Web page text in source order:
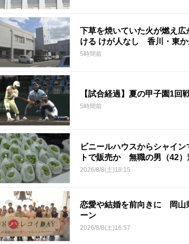
下草を焼いていた火が燃え
ける けが人なし 香川・東か
5時間前
【試合経過】夏の甲子園1
5時間前
ビニールハウスからシャイ
トで販売か 無職の男（42
2026/8/8(土)18:15
恋愛や結婚を前向きに 岡山
ーン
2026/8/8(土)16:57